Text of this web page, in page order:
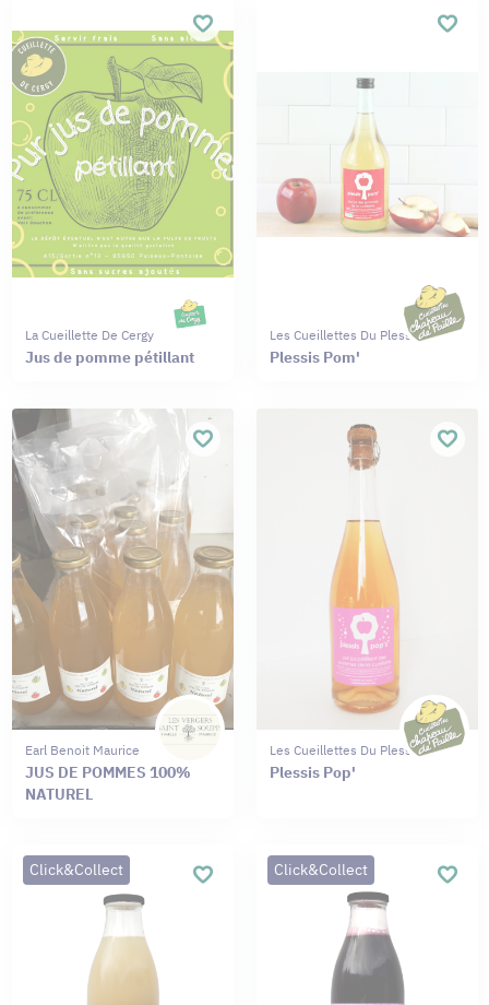
La Cueillette De Cergy
Jus de pomme pétillant
Les Cueillettes Du Plessis
Plessis Pom'
Earl Benoit Maurice
JUS DE POMMES 100%
NATUREL
Les Cueillettes Du Plessis
Plessis Pop'
Click&Collect Click&Collect